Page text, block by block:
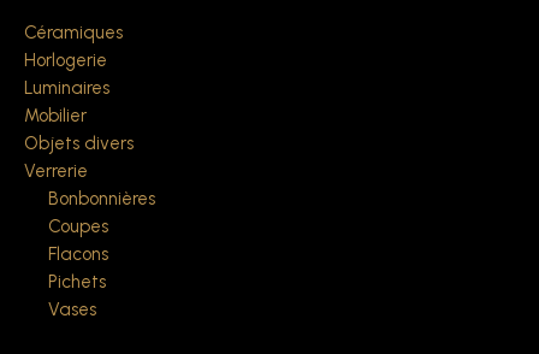
Céramiques
Horlogerie
Luminaires
Mobilier
Objets divers
Verrerie
Bonbonnières
Coupes
Flacons
Pichets
Vases